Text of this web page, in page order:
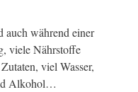
auch während einer
viele Nährstoffe
viel Wasser,
Alkohol…